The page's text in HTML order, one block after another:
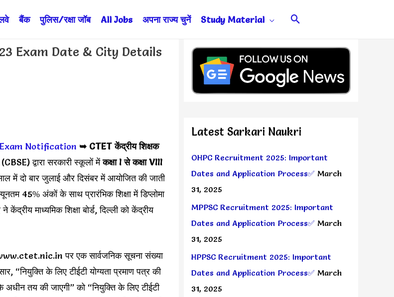
बैंक पुलिस/रक्षा जॉब All Jobs अपना राज्य चुनें Study Material Search
Exam Date & City Details
Exam Notification ➥ CTET केंद्रीय शिक्षक
(CBSE) द्वारा सरकारी स्कूलों मेंकक्षा I से कक्षा VIII
साल में दो बार जुलाई और दिसंबर में आयोजित की जाती
45% अंकों के साथ प्रारंभिक शिक्षा में डिप्लोमा
माध्यमिक शिक्षा बोर्ड, दिल्ली को केंद्रीय
www.ctet.nic.in पर एक सार्वजनिक सूचना संख्या
के लिए टीईटी योग्यता प्रमाण पत्र की
तय की जाएगी” को “नियुक्ति के लिए टीईटी
Latest Sarkari Naukri
OHPC Recruitment 2025: Important
Dates and Application Process✅ March
31, 2025
MPPSC Recruitment 2025: Important
Dates and Application Process✅ March
31, 2025
HPPSC Recruitment 2025: Important
Dates and Application Process✅ March
31, 2025